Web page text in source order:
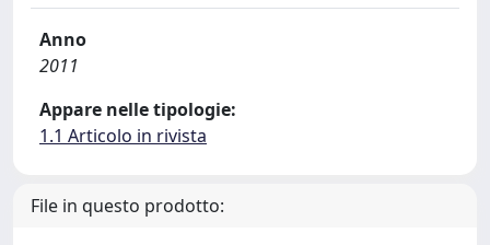
Anno
2011
Appare nelle tipologie:
1.1 Articolo in rivista
File in questo prodotto: